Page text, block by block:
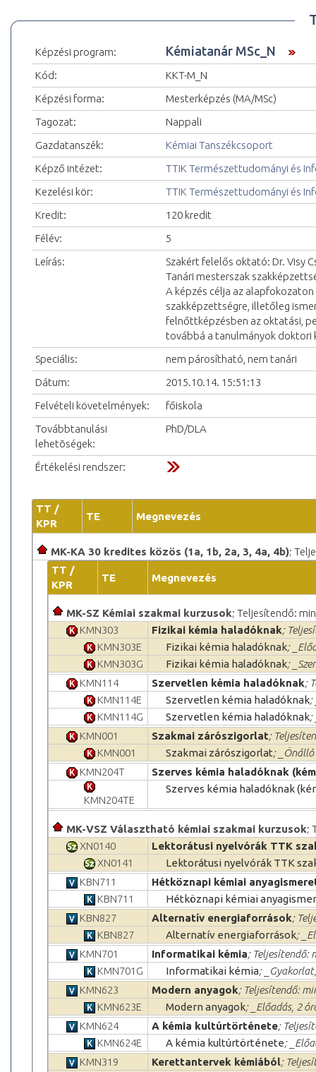
Képzési program: Kémiatanár MSc_N
Kód:
KKT-M_N
Képzési forma:
Mesterképzés (MA/MSc)
Tagozat:
Nappali
Gazdatanszék:
Kémiai Tanszékcsoport
Képző intézet:
TTIK Természettudományi és
Kezelési kör:
TTIK Természettudományi és
Kredit:
120 kredit
Félév:
5
Leírás:
Szakért felelős oktató: Dr. Visy
Tanári mesterszak
A képzés célja az
szakképzettségre, illetőleg
felnőttképzésben az oktatási,
továbbá a tanulmányok
Speciális:
nem párosítható, nem tanári
Dátum:
2015.10.14. 15:51:13
Felvételi követelmények:
főiskola
Továbbtanulási
lehetõségek:
PhD/DLA
Értékelési rendszer:
TT /
KPR
TE Megnevezés
MK-KA 30 kredites közös (1a, 1b, 2a, 3, 4a, 4b);
TT /
KPR
TE Megnevezés
MK-SZ Kémiai szakmai kurzusok; Teljesítendő:
KMN303
Fizikai kémia haladóknak;
KMN303E
Fizikai kémia haladóknak;
KMN303G
Fizikai kémia haladóknak;
KMN114
Szervetlen kémia haladóknak;
KMN114E
Szervetlen kémia haladóknak;
KMN114G
Szervetlen kémia haladóknak;
KMN001
Szakmai zárószigorlat;
KMN001
Szakmai zárószigorlat; _Önálló
KMN204T
Szerves kémia haladóknak
KMN204TE
Szerves kémia haladóknak
MK-VSZ Választható kémiai szakmai kurzusok;
XN0140
Lektorátusi nyelvórák TTK
XN0141
Lektorátusi nyelvórák TTK
KBN711
Hétköznapi kémiai
KBN711
Hétköznapi kémiai
KBN827
Alternatív energiaforrások;
KBN827
Alternatív energiaforrások;
KMN701
Informatikai kémia; Teljesítendő:
KMN701G
Informatikai kémia;
KMN623
Modern anyagok; Teljesítendő:
KMN623E
Modern anyagok; _Előadás, 2
KMN624
A kémia kultúrtörténete;
KMN624E
A kémia kultúrtörténete;
KMN319
Kerettantervek kémiából;